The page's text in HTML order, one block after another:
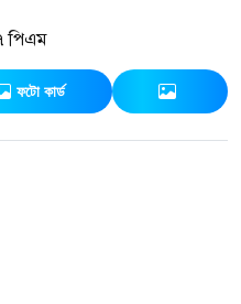
পিএম
ফটো কার্ড